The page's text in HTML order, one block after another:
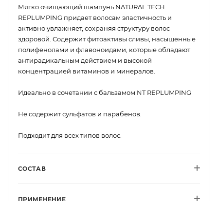
Мягко очищающий шампунь NATURAL TECH
REPLUMPING придает волосам эластичность и
активно увлажняет, сохраняя структуру волос
здоровой. Содержит фитоактивы сливы, насыщенные
полифенолами и флавоноидами, которые обладают
антирадикальным действием и высокой
концентрацией витаминов и минералов.
Идеально в сочетании с бальзамом NT REPLUMPING
Не содержит сульфатов и парабенов.
Подходит для всех типов волос.
СОСТАВ
ПРИМЕНЕНИЕ